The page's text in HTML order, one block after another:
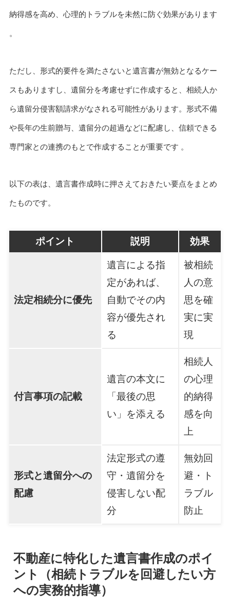
納得感を高め、心理的トラブルを未然に防ぐ効果があります
。
ただし、形式的要件を満たさないと遺言書が無効となるケー
スもありますし、遺留分を考慮せずに作成すると、相続人か
ら遺留分侵害額請求がなされる可能性があります。形式不備
や長年の生前贈与、遺留分の超過などに配慮し、信頼できる
専門家との連携のもとで作成することが重要です 。
以下の表は、遺言書作成時に押さえておきたい要点をまとめ
たものです。
ポイント 説明 効果
法定相続分に優先
遺言による指
定があれば、
自動でその内
容が優先され
る
被相続
人の意
思を確
実に実
現
付言事項の記載
遺言の本文に
「最後の思
い」を添える
相続人
の心理
的納得
感を向
上
形式と遺留分への
配慮
法定形式の遵
守・遺留分を
侵害しない配
分
無効回
避・ト
ラブル
防止
不動産に特化した遺言書作成のポイ
ント（相続トラブルを回避したい方
への実務的指導）